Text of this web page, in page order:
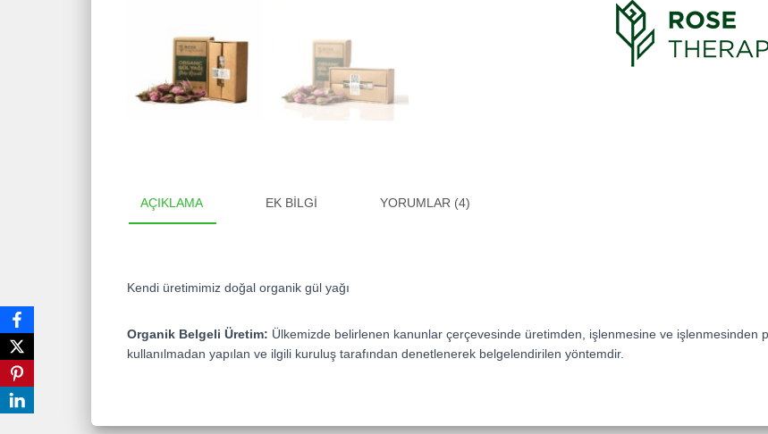
AÇIKLAMA EK BILGI YORUMLAR (4)
Kendi üretimimiz doğal organik gül yağı
Organik Belgeli Üretim: Ülkemizde belirlenen kanunlar çerçevesinde üretimden, işlenmesine ve işlenmesinden
kullanılmadan yapılan ve ilgili kuruluş tarafından denetlenerek belgelendirilen yöntemdir.